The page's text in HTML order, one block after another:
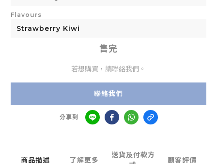
Flavours
售完
若想購買，請聯絡我們。
聯絡我們
分享到
商品描述 了解更多
送貨及付款方
顧客評價